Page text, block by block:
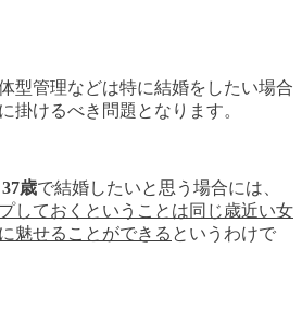
型管理などは特に結婚をしたい場合
掛けるべき問題となります。
37歳で結婚したいと思う場合には、
しておくということは同じ歳近い女
魅せることができる というわけで